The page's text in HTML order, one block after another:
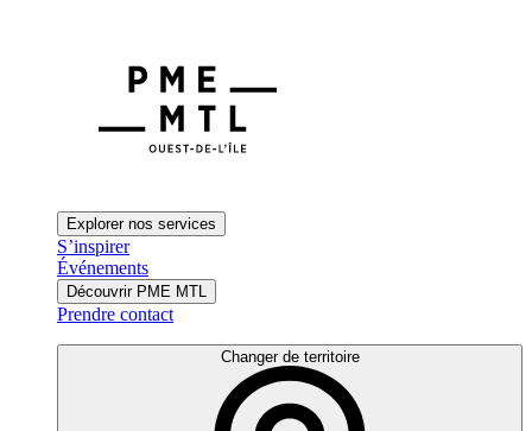
Explorer nos services
S’inspirer
Événements
Découvrir PME MTL
Prendre contact
Changer de territoire